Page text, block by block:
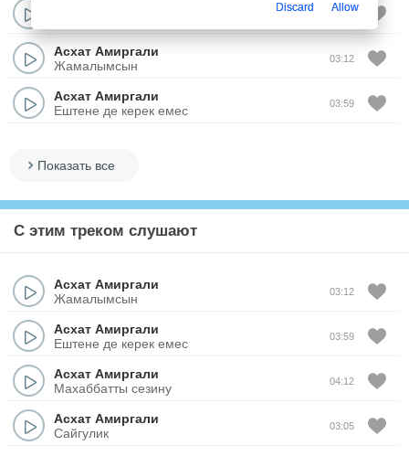
03:05
Асхат Амиргали
Жамалымсын
03:12
Асхат Амиргали
Ештене де керек емес
03:59
Показать все
С этим треком слушают
Асхат Амиргали
Жамалымсын
03:12
Асхат Амиргали
Ештене де керек емес
03:59
Асхат Амиргали
Махаббатты сезину
04:12
Асхат Амиргали
Сайгулик
03:05
Discard Allow